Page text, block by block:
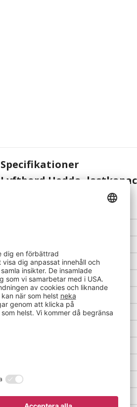
Specifikationer
Lyftbord Hedda,
1350 x 1000 mm, från 2 st
Längd (mm)
Bredd (mm)
Max belastning (kg)
Driftspänning
Effekt
Egenskap